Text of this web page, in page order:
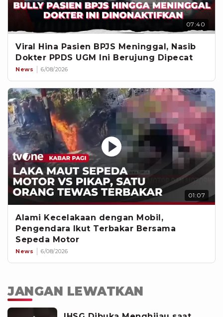
07:40
Viral Hina Pasien BPJS Meninggal, Nasib
Dokter PPDS UGM Ini Berujung Dipecat
News 6/08/2026
01:07
Alami Kecelakaan dengan Mobil,
Pengendara Ikut Terbakar Bersama
Sepeda Motor
News 6/08/2026
JANGAN LEWATKAN